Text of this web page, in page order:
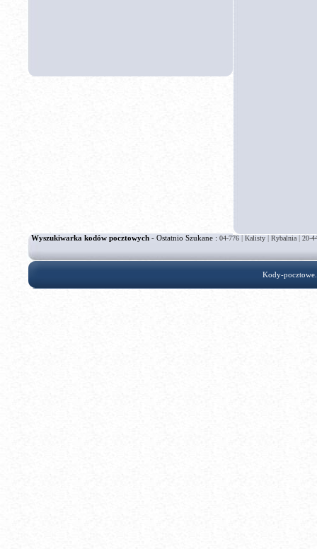
Wyszukiwarka kodów pocztowych - Ostatnio Szukane : 04-776|Kalisty|Rybalnia|20-
Kody-